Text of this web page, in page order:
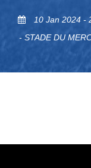
10 Jan 2024 -
- STADE DU